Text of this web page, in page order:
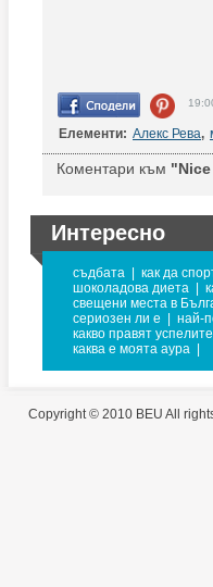
Елементи: Алекс Рева,
Коментари към
Интересно
съдбата как да
шоколадова диета
свещени места в
сериозен ли е
най-
какво правят
каква е моята аура
Copyright © 2010 BEU All